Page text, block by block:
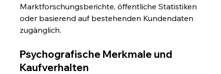
Marktforschungsberichte, öffentliche Statistiken
oder basierend auf bestehenden Kundendaten
zugänglich.
Psychografische Merkmale und
Kaufverhalten